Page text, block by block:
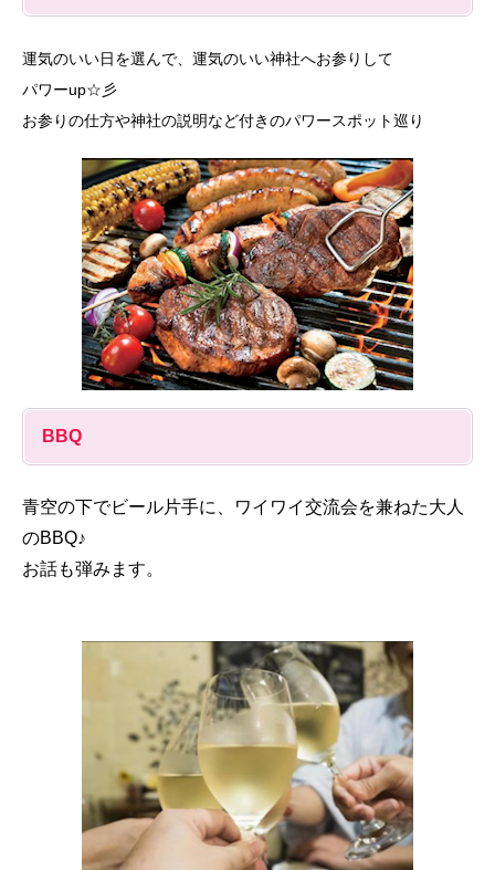
運気のいい日を選んで、運気のいい神社へお参りして
パワーup☆彡
お参りの仕方や神社の説明など付きのパワースポット巡り
BBQ
青空の下でビール片手に、ワイワイ交流会を兼ねた大人
のBBQ♪
お話も弾みます。